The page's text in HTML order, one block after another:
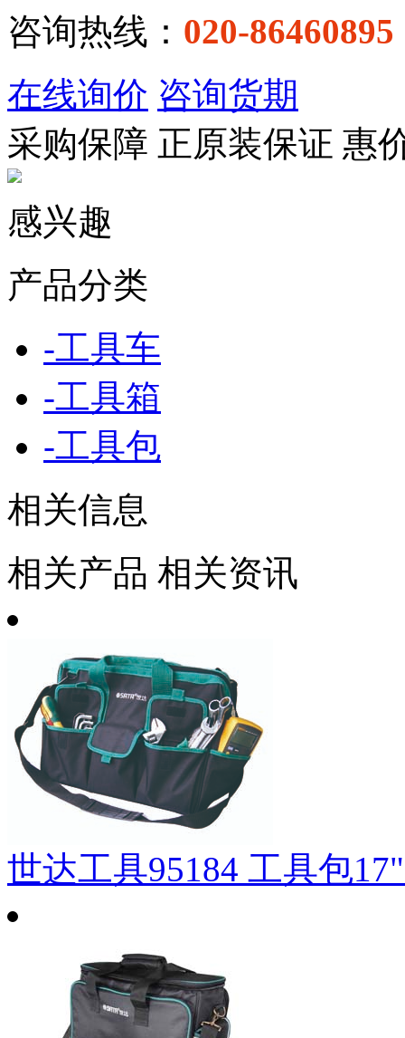
咨询热线： 020-86460895
在线询价 咨询货期
采购保障 正原装保证 惠
感兴趣
产品分类
-工具车
-工具箱
-工具包
相关信息
相关产品 相关资讯
世达工具95184 工具包17"